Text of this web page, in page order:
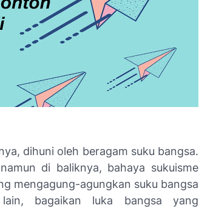
dihuni oleh beragam suku bangsa.
di baliknya, bahaya sukuisme
mengagung-agungkan suku bangsa
bagaikan luka bangsa yang